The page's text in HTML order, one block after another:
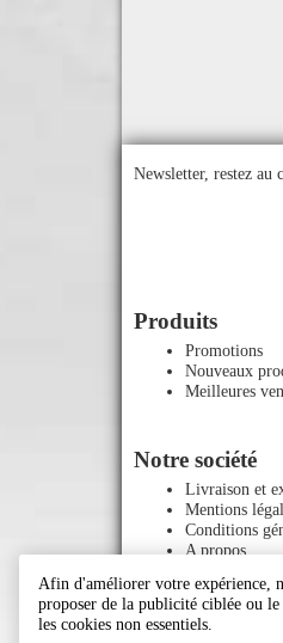
Newsletter, restez au
Produits
Promotions
Nouveaux
Meilleures
Notre société
Livraison et
Mentions
Conditions
A propos
Contactez-
Plan du site
Magasins
Afin d'améliorer votre expérience,
proposer de la publicité ciblée ou le
les cookies non essentiels.